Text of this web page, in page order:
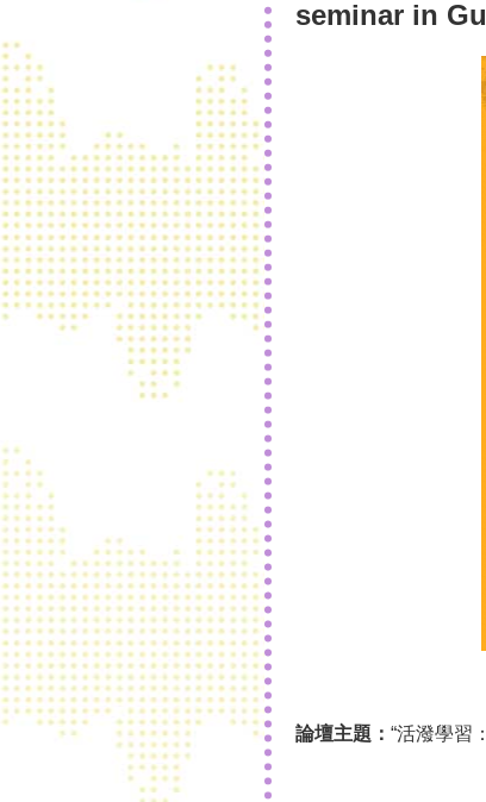
seminar in
論壇主題： “活潑學習